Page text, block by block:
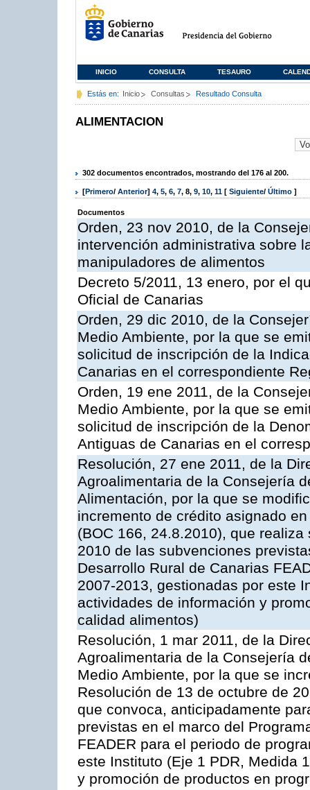
INICIO CONSULTA TESAURO
Estás en: Inicio Consultas Resultado Consulta
ALIMENTACION
302 documentos encontrados, mostrando del 176 al 200.
[Primero/ Anterior] 4, 5, 6, 7, 8, 9, 10, 11 [ Siguiente/ Último ]
Documentos
Orden, 23 nov 2010, de la
intervención administrativa sobre
manipuladores de alimentos
Decreto 5/2011, 13 enero, por el
Oficial de Canarias
Orden, 29 dic 2010, de la
Medio Ambiente, por la que se
solicitud de inscripción de la
Canarias en el correspondiente
Orden, 19 ene 2011, de la
Medio Ambiente, por la que se
solicitud de inscripción de la
Antiguas de Canarias en el
Resolución, 27 ene 2011, de la
Agroalimentaria de la Consejería
Alimentación, por la que se
incremento de crédito asignado
(BOC 166, 24.8.2010), que
2010 de las subvenciones
Desarrollo Rural de Canarias
2007-2013, gestionadas por este
actividades de información y
calidad alimentos)
Resolución, 1 mar 2011, de la
Agroalimentaria de la Consejería
Medio Ambiente, por la que se
Resolución de 13 de octubre de
que convoca, anticipadamente
previstas en el marco del
FEADER para el periodo de
este Instituto (Eje 1 PDR, Medida
y promoción de productos en